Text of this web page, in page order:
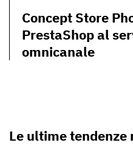
Concept Store
PrestaShop al
omnicanale
Le ultime